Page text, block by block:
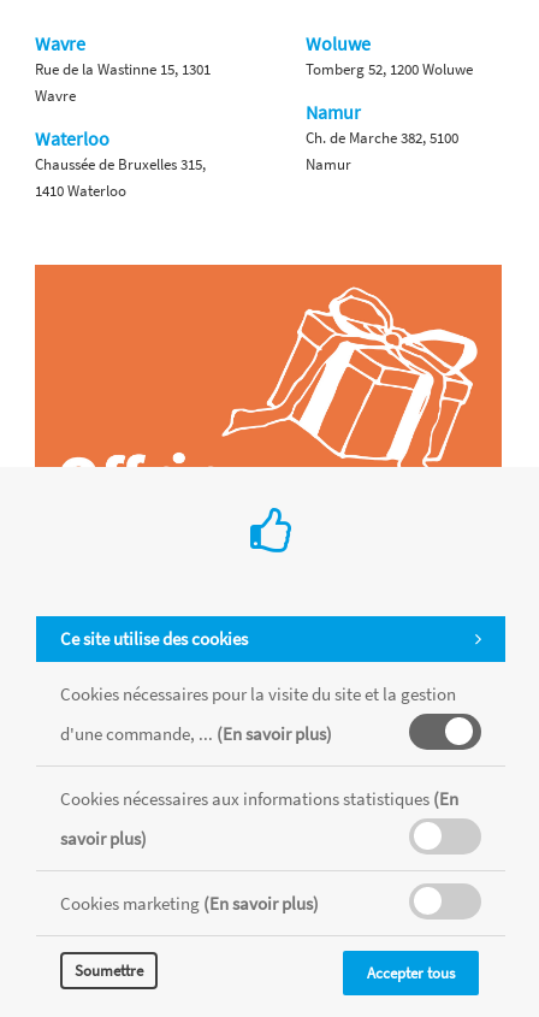
Ce site utilise des cookies
Cookies nécessaires pour la visite du site et la gestion
d'une commande, ... (En savoir plus)
Cookies nécessaires aux informations statistiques (En
savoir plus)
Cookies marketing (En savoir plus)
Soumettre Accepter tous
Wavre
Rue de la Wastinne 15, 1301
Wavre
Waterloo
Chaussée de Bruxelles 315,
1410 Waterloo
Woluwe
Tomberg 52, 1200 Woluwe
Namur
Ch. de Marche 382, 5100
Namur
Tous les produits sont vendus dans la limite des stocks disponibles de
chaque magasin, toutes taxes comprises.